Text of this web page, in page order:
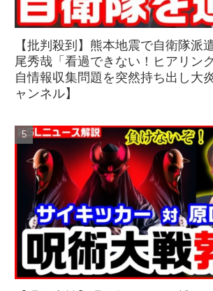
【批判殺到】熊本地震で自衛隊
尾秀哉「看過できない！ヒアリン
自情報収集問題を突然持ち出し大
ャンネル】